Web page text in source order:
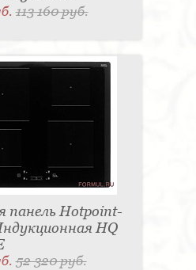
113 160 руб.
панель Hotpoint-
HQ
52 320 руб.